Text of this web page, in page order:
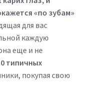
«по зубам»
для вас
каждую
еще и не
типичных
покупая свою